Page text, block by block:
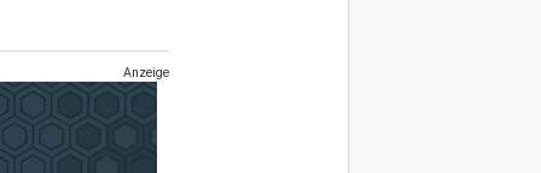
Anzeige